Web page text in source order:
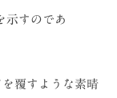
すのであ
覆すような素晴